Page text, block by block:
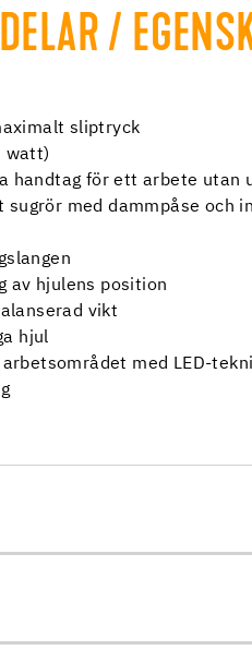
/
sliptryck
watt)
handtag för ett arbete utan
med dammpåse och
av hjulens position
vikt
hjul
med LED-